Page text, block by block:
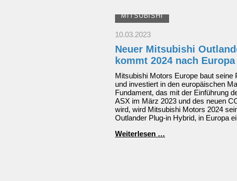
MITSUBISHI
10.03.2023
Neuer Mitsubishi
kommt 2024 nach Europa
Mitsubishi Motors Europe baut seine
und investiert in den europäischen
Fundament, das mit der Einführung
ASX im März 2023 und des neuen
wird, wird Mitsubishi Motors 2024
Outlander Plug-in Hybrid, in Europa
Weiterlesen …